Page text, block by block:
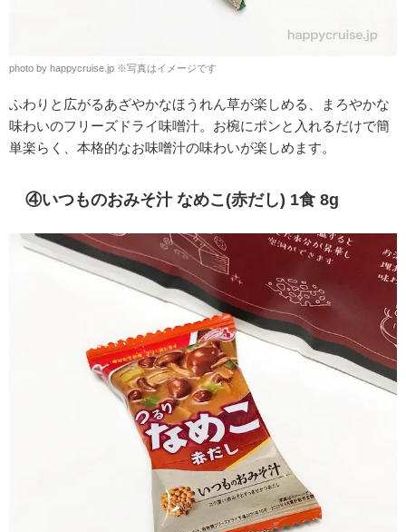
photo by happycruise.jp ※写真はイメージです
ふわりと広がるあざやかなほうれん草が楽しめる、まろやかな
味わいのフリーズドライ味噌汁。お椀にポンと入れるだけで簡
単楽らく、本格的なお味噌汁の味わいが楽しめます。
④いつものおみそ汁 なめこ(赤だし) 1食 8g